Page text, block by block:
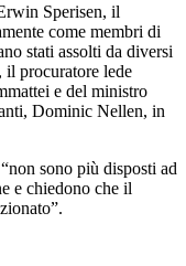
Sperisen, il
come membri di
stati assolti da diversi
il procuratore lede
e del ministro
Dominic Nellen, in
sono più disposti ad
e chiedono che il